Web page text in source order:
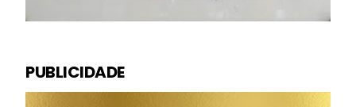
PUBLICIDADE